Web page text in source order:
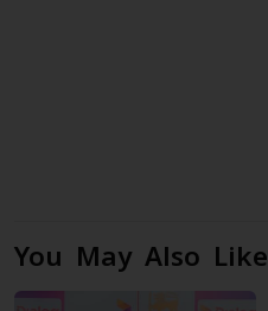
You May Also Like